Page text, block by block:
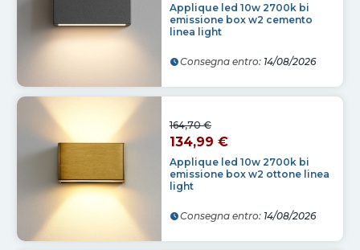
Applique led 10w 2700k bi
emissione box w2 cemento
linea light
Consegna entro: 14/08/2026
Applique led 10w 2700k bi
emissione box w2 ottone linea
light
164,70 €
134,99 €
Consegna entro: 14/08/2026